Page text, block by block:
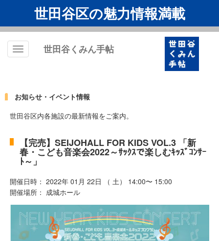
世田谷区の魅力情報満載
Toggle
世田谷くみん手帖
お知らせ・イベント情報
世田谷区内各施設の最新情報をご案内。
【完売】SEIJOHALL FOR KIDS VOL.3 「新
春・こども音楽会2022～ｻｯｸｽで楽しむｷｯｽﾞｺﾝｻｰ
ﾄ～」
開催日時： 2022年 01月 22日 （ 土） 14:00〜 15:00
開催場所： 成城ホール